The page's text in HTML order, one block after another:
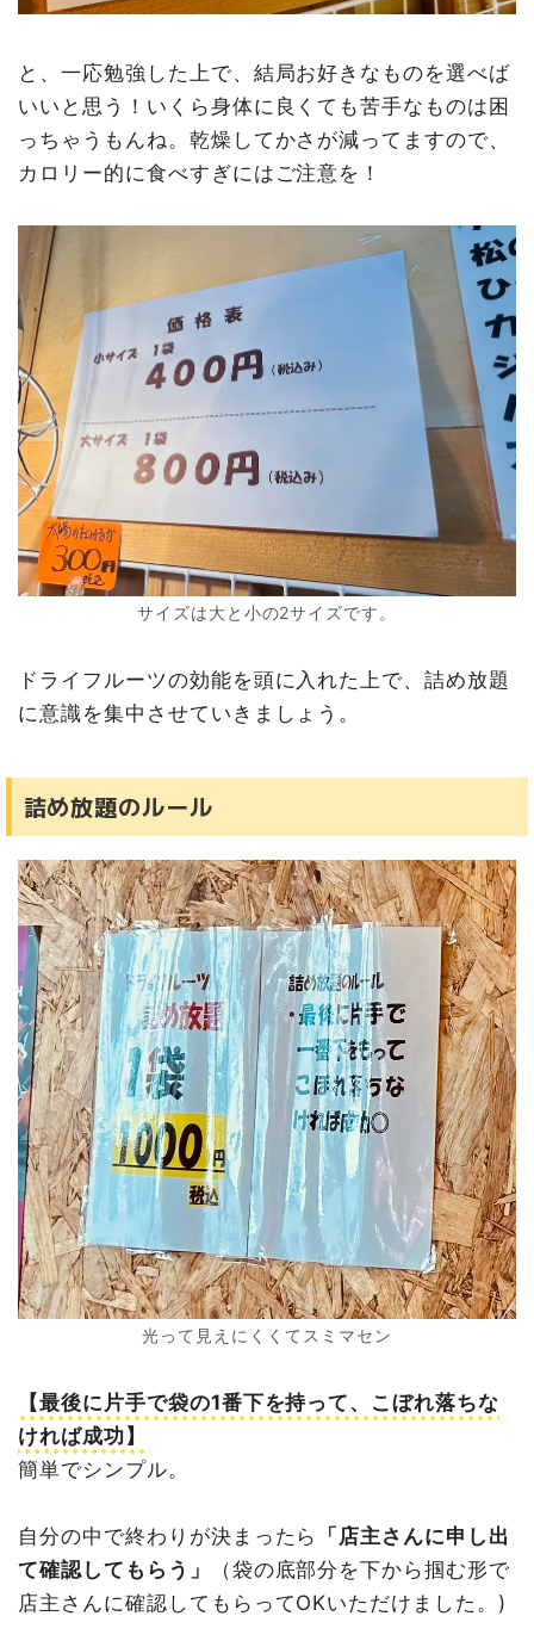
と、一応勉強した上で、結局お好きなものを選べば
いいと思う！いくら身体に良くても苦手なものは困
っちゃうもんね。乾燥してかさが減ってますので、
カロリー的に食べすぎにはご注意を！
サイズは大と小の2サイズです。
ドライフルーツの効能を頭に入れた上で、詰め放題
に意識を集中させていきましょう。
詰め放題のルール
光って見えにくくてスミマセン
【最後に片手で袋の1番下を持って、こぼれ落ちな
ければ成功】
簡単でシンプル。
自分の中で終わりが決まったら
「店主さんに申し出
て確認してもらう」
（袋の底部分を下から掴む形で
店主さんに確認してもらってOKいただけました。)